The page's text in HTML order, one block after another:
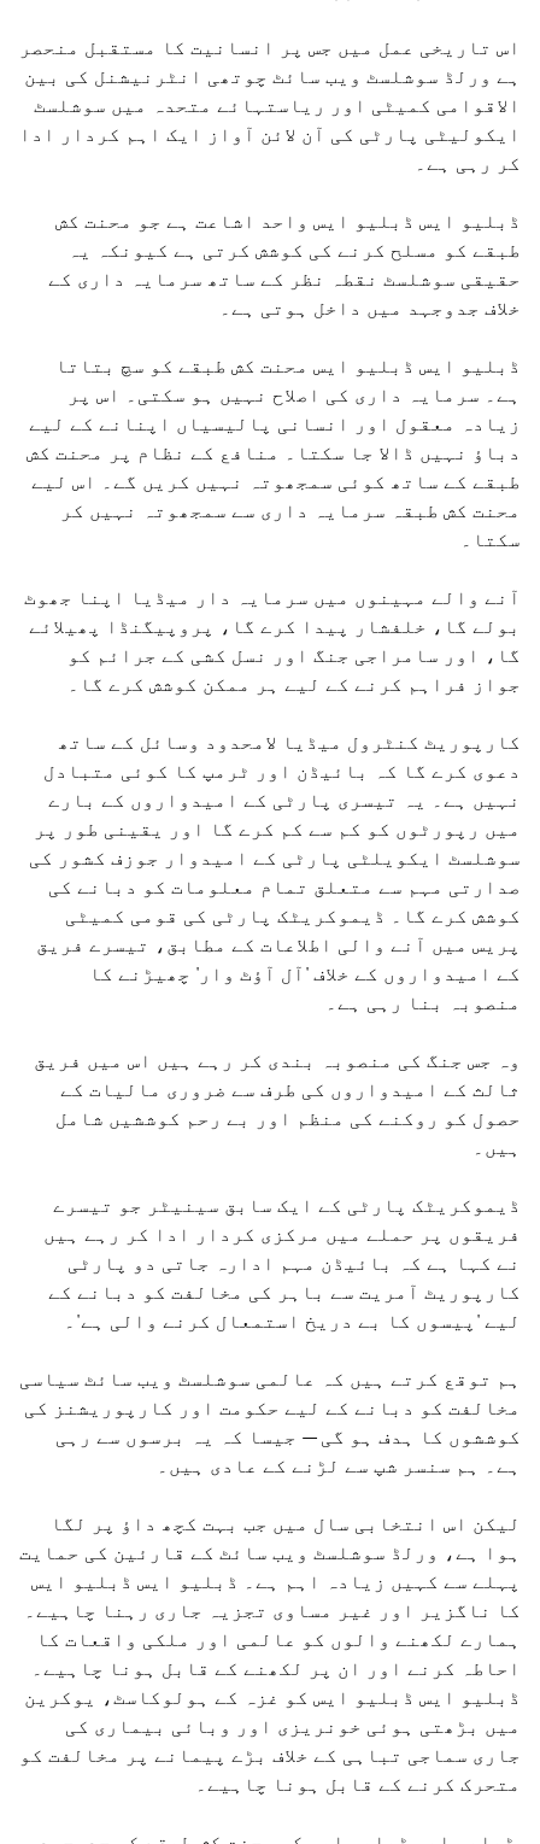
اس تاریخی عمل میں جس پر انسانیت کا مستقبل منحصر
ہے ورلڈ سوشلسٹ ویب سائٹ چوتھی انٹرنیشنل کی بین
الاقوامی کمیٹی اور ریاستہائے متحدہ میں سوشلسٹ
ایکولیٹی پارٹی کی آن لائن آواز ایک اہم کردار ادا
کر رہی ہے۔
ڈبلیو ایس ڈبلیو ایس واحد اشاعت ہے جو محنت کش
طبقے کو مسلح کرنے کی کوشش کرتی ہے کیونکہ یہ
حقیقی سوشلسٹ نقطہ نظر کے ساتھ سرمایہ داری کے
خلاف جدوجہد میں داخل ہوتی ہے۔
ڈبلیو ایس ڈبلیو ایس محنت کش طبقے کو سچ بتاتا
ہے۔ سرمایہ داری کی اصلاح نہیں ہو سکتی۔ اس پر
زیادہ معقول اور انسانی پالیسیاں اپنانے کے لیے
دباؤ نہیں ڈالا جا سکتا۔ منافع کے نظام پر محنت کش
طبقے کے ساتھ کوئی سمجھوتہ نہیں کریں گے۔ اس لیے
محنت کش طبقہ سرمایہ داری سے سمجھوتہ نہیں کر
سکتا۔
آنے والے مہینوں میں سرمایہ دار میڈیا اپنا جھوٹ
بولے گا، خلفشار پیدا کرے گا، پروپیگنڈا پھیلائے
گا، اور سامراجی جنگ اور نسل کشی کے جرائم کو
جواز فراہم کرنے کے لیے ہر ممکن کوشش کرے گا۔
کارپوریٹ کنٹرول میڈیا لامحدود وسائل کے ساتھ
دعوی کرے گا کہ بائیڈن اور ٹرمپ کا کوئی متبادل
نہیں ہے۔ یہ تیسری پارٹی کے امیدواروں کے بارے
میں رپورٹوں کو کم سے کم کرے گا اور یقینی طور پر
سوشلسٹ ایکویلٹی پارٹی کے امیدوار جوزف کشور کی
صدارتی مہم سے متعلق تمام معلومات کو دبانے کی
کوشش کرے گا۔ ڈیموکریٹک پارٹی کی قومی کمیٹی
پریس میں آنے والی اطلاعات کے مطابق، تیسرے فریق
کے امیدواروں کے خلاف 'آل آؤٹ وار' چھیڑنے کا
منصوبہ بنا رہی ہے۔
وہ جس جنگ کی منصوبہ بندی کر رہے ہیں اس میں فریق
ثالث کے امیدواروں کی طرف سے ضروری مالیات کے
حصول کو روکنے کی منظم اور بے رحم کوششیں شامل
ہیں۔
ڈیموکریٹک پارٹی کے ایک سابق سینیٹر جو تیسرے
فریقوں پر حملے میں مرکزی کردار ادا کر رہے ہیں
نے کہا ہے کہ بائیڈن مہم ادارہ جاتی دو پارٹی
کارپوریٹ آمریت سے باہر کی مخالفت کو دبانے کے
لیے 'پیسوں کا بے دریخ استمعال کرنے والی ہے'۔
ہم توقع کرتے ہیں کہ عالمی سوشلسٹ ویب سائٹ سیاسی
مخالفت کو دبانے کے لیے حکومت اور کارپوریشنز کی
کوششوں کا ہدف ہو گی — جیسا کہ یہ برسوں سے رہی
ہے۔ ہم سنسر شپ سے لڑنے کے عادی ہیں۔
لیکن اس انتخابی سال میں جب بہت کچھ داؤ پر لگا
ہوا ہے، ورلڈ سوشلسٹ ویب سائٹ کے قارئین کی حمایت
پہلے سے کہیں زیادہ اہم ہے۔ ڈبلیو ایس ڈبلیو ایس
کا ناگزیر اور غیر مساوی تجزیہ جاری رہنا چاہیے۔
ہمارے لکھنے والوں کو عالمی اور ملکی واقعات کا
احاطہ کرنے اور ان پر لکھنے کے قابل ہونا چاہیے۔
ڈبلیو ایس ڈبلیو ایس کو غزہ کے ہولوکاسٹ، یوکرین
میں بڑھتی ہوئی خونریزی اور وبائی بیماری کی
جاری سماجی تباہی کے خلاف بڑے پیمانے پر مخالفت کو
متحرک کرنے کے قابل ہونا چاہیے۔